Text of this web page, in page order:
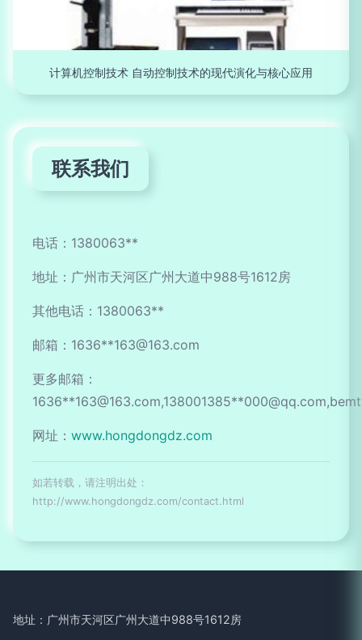
计算机控制技术 自动控制技术的现代演化与核心应用
联系我们
电话：1380063**
地址：广州市天河区广州大道中988号1612房
其他电话：1380063**
邮箱：1636**163@163.com
更多邮箱：
1636**163@163.com,138001385**000@qq.com
网址： www.hongdongdz.com
如若转载，请注明出处：
http://www.hongdongdz.com/contact.html
地址：广州市天河区广州大道中988号1612房